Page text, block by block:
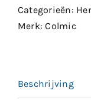
Categorieën:
Merk:Colmic
Beschrijving